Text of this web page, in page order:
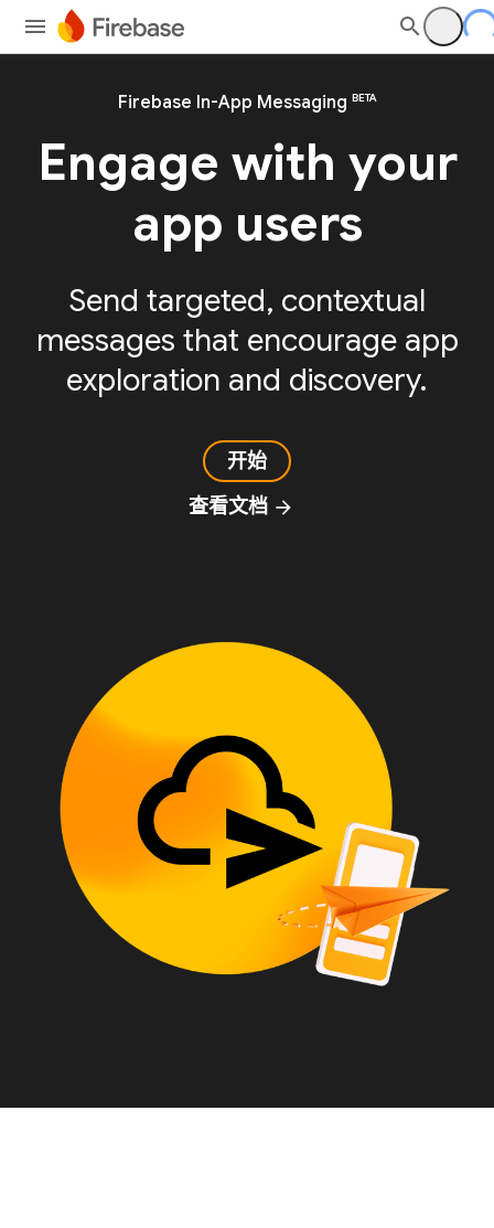
Firebase In-App Messaging BETA
Engage with your
app users
Send targeted, contextual
messages that encourage app
exploration and discovery.
开始
查看文档 arrow_forward